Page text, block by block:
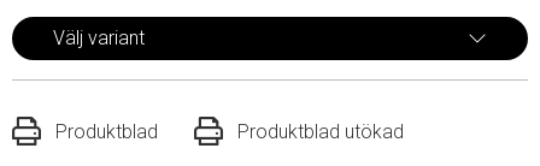
Välj variant
Produktblad Produktblad utökad